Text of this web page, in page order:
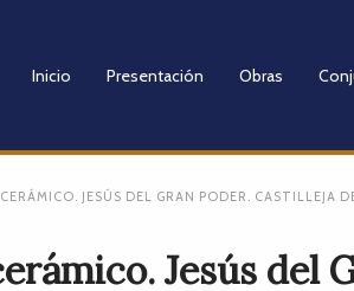
Inicio Presentación Obras
JESÚS DEL GRAN PODER. CASTILLEJA
Jesús del